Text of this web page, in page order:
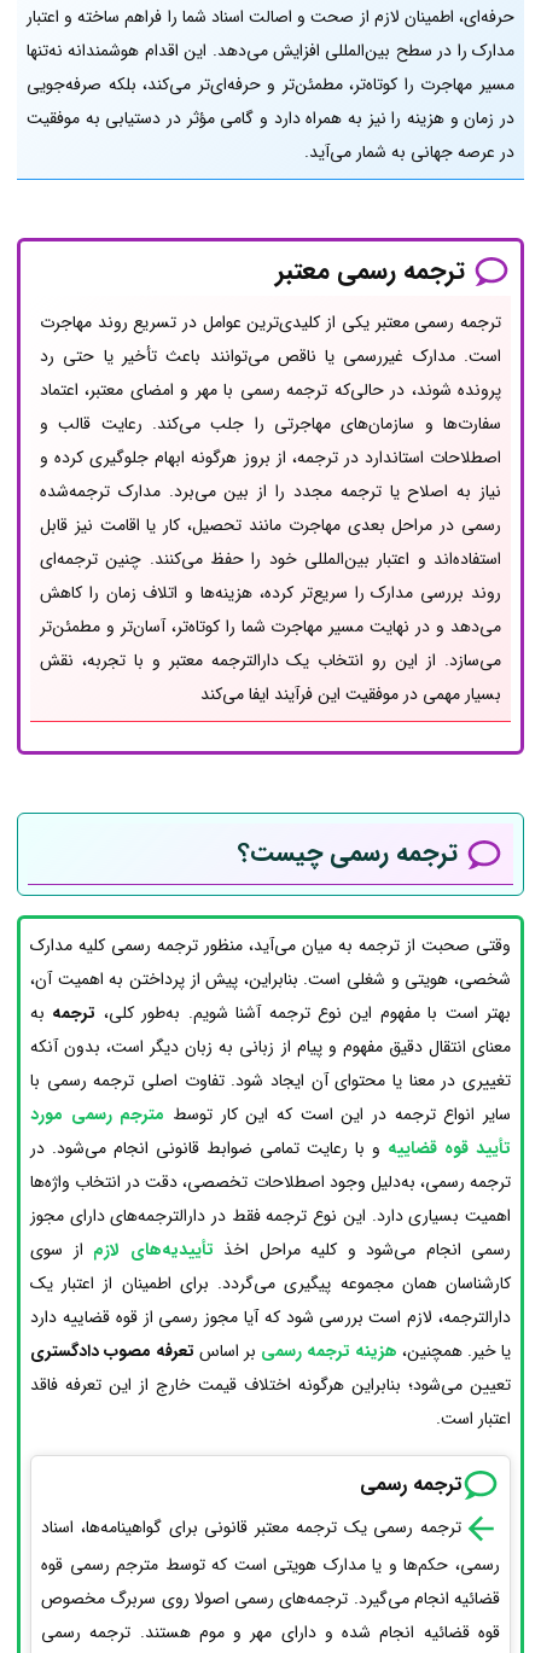
حرفه‌ای، اطمینان لازم از صحت و اصالت اسناد شما را فراهم ساخته و اعتبار
مدارک را در سطح بین‌المللی افزایش می‌دهد. این اقدام هوشمندانه نه‌تنها
مسیر مهاجرت را کوتاه‌تر، مطمئن‌تر و حرفه‌ای‌تر می‌کند، بلکه صرفه‌جویی
در زمان و هزینه را نیز به همراه دارد و گامی مؤثر در دستیابی به موفقیت
در عرصه جهانی به شمار می‌آید.
ترجمه رسمی معتبر
ترجمه رسمی معتبر یکی از کلیدی‌ترین عوامل در تسریع روند مهاجرت
است. مدارک غیررسمی یا ناقص می‌توانند باعث تأخیر یا حتی رد
پرونده شوند، در حالی‌که ترجمه رسمی با مهر و امضای معتبر، اعتماد
سفارت‌ها و سازمان‌های مهاجرتی را جلب می‌کند. رعایت قالب و
اصطلاحات استاندارد در ترجمه، از بروز هرگونه ابهام جلوگیری کرده و
نیاز به اصلاح یا ترجمه مجدد را از بین می‌برد. مدارک ترجمه‌شده
رسمی در مراحل بعدی مهاجرت مانند تحصیل، کار یا اقامت نیز قابل
استفاده‌اند و اعتبار بین‌المللی خود را حفظ می‌کنند. چنین ترجمه‌ای
روند بررسی مدارک را سریع‌تر کرده، هزینه‌ها و اتلاف زمان را کاهش
می‌دهد و در نهایت مسیر مهاجرت شما را کوتاه‌تر، آسان‌تر و مطمئن‌تر
می‌سازد. از این رو انتخاب یک دارالترجمه‌ معتبر و با تجربه، نقش
بسیار مهمی در موفقیت این فرآیند ایفا می‌کند
ترجمه رسمی چیست؟
وقتی صحبت از ترجمه به میان می‌آید، منظور ترجمه رسمی کلیه مدارک
شخصی، هویتی و شغلی است. بنابراین، پیش از پرداختن به اهمیت آن،
بهتر است با مفهوم این نوع ترجمه آشنا شویم. به‌طور کلی، ترجمه به
معنای انتقال دقیق مفهوم و پیام از زبانی به زبان دیگر است، بدون آنکه
تغییری در معنا یا محتوای آن ایجاد شود. تفاوت اصلی ترجمه رسمی با
سایر انواع ترجمه در این است که این کار توسط مترجم رسمی مورد
تأیید قوه قضاییه و با رعایت تمامی ضوابط قانونی انجام می‌شود. در
ترجمه رسمی، به‌دلیل وجود اصطلاحات تخصصی، دقت در انتخاب واژه‌ها
اهمیت بسیاری دارد. این نوع ترجمه فقط در دارالترجمه‌های دارای مجوز
رسمی انجام می‌شود و کلیه مراحل اخذ تأییدیه‌های لازم از سوی
کارشناسان همان مجموعه پیگیری می‌گردد. برای اطمینان از اعتبار یک
دارالترجمه، لازم است بررسی شود که آیا مجوز رسمی از قوه قضاییه دارد
یا خیر. همچنین، هزینه ترجمه رسمی بر اساس تعرفه مصوب دادگستری
تعیین می‌شود؛ بنابراین هرگونه اختلاف قیمت خارج از این تعرفه فاقد
اعتبار است.
ترجمه رسمی
ترجمه رسمی یک ترجمه معتبر قانونی برای گواهینامه‌ها، اسناد
رسمی، حکم‌ها و یا مدارک هویتی است که توسط مترجم رسمی قوه
قضائیه انجام می‌گیرد. ترجمه‌های رسمی اصولا روی سربرگ مخصوص
قوه قضائیه انجام شده و دارای مهر و موم هستند. ترجمه رسمی